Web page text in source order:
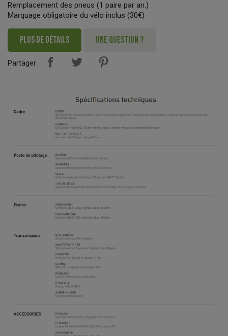
Remplacement des pneus (1 paire par an.)
Marquage obligatoire du vélo inclus (30€)
PLUS DE DÉTAILS UNE QUESTION ?
Partager